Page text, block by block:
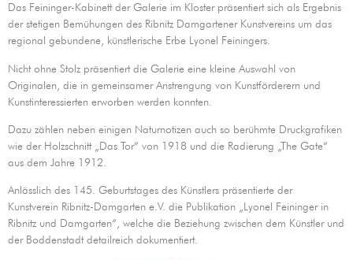
Das Feininger-Kabinett der Galerie im Kloster präsentiert sich als Ergebnis
der stetigen Bemühungen des Ribnitz Damgartener Kunstvereins um das
regional gebundene, künstlerische Erbe Lyonel Feiningers.
Nicht ohne Stolz präsentiert die Galerie eine kleine Auswahl von
Originalen, die in gemeinsamer Anstrengung von Kunstförderern und
Kunstinteressierten erworben werden konnten.
Dazu zählen neben einigen Naturnotizen auch so berühmte Druckgrafiken
wie der Holzschnitt „Das Tor“ von 1918 und die Radierung „The Gate“
aus dem Jahre 1912.
Anlässlich des 145. Geburtstages des Künstlers präsentierte der
Kunstverein Ribnitz-Damgarten e.V. die Publikation „Lyonel Feininger in
Ribnitz und Damgarten“, welche die Beziehung zwischen dem Künstler und
der Boddenstadt detailreich dokumentiert.